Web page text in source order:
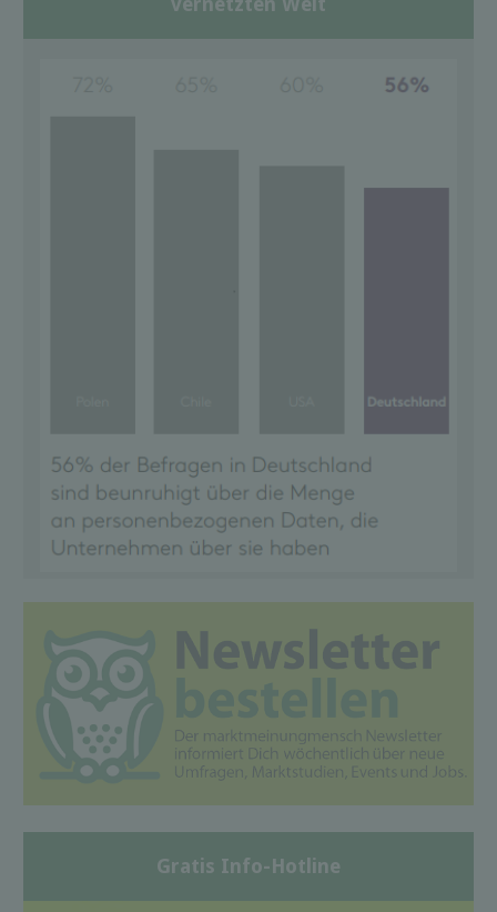
Gratis Info-Hotline